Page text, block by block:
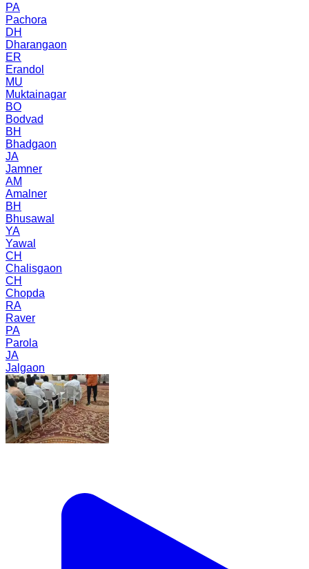
PA
Pachora
DH
Dharangaon
ER
Erandol
MU
Muktainagar
BO
Bodvad
BH
Bhadgaon
JA
Jamner
AM
Amalner
BH
Bhusawal
YA
Yawal
CH
Chalisgaon
CH
Chopda
RA
Raver
PA
Parola
JA
Jalgaon